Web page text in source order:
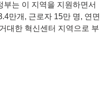
부는 이 지역을 지원하면서
만개, 근로자 15만 명, 연면
대한 혁신센터 지역으로 부